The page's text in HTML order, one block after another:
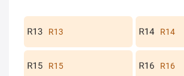
R13 R14
R15 R16